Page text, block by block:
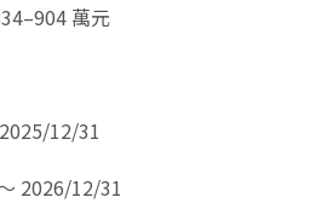
萬元
12/31
2026/12/31